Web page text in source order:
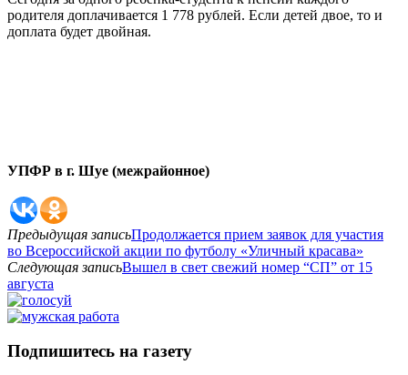
родителя доплачивается 1 778 рублей. Если детей двое, то и
доплата будет двойная.
УПФР в г. Шуе (межрайонное)
Предыдущая записьПродолжается прием заявок для участия
во Всероссийской акции по футболу «Уличный красава»
Следующая записьВышел в свет свежий номер “СП” от 15
августа
Подпишитесь на газету